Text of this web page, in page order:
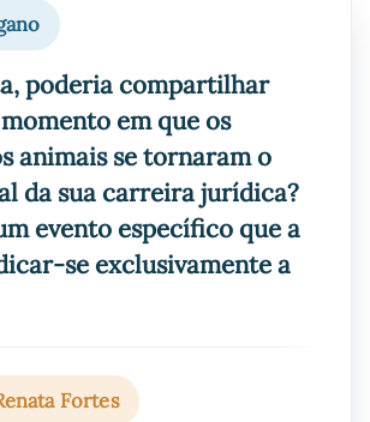
poderia compartilhar
em que os
animais se tornaram o
da sua carreira jurídica?
evento específico que a
se exclusivamente a
Fortes